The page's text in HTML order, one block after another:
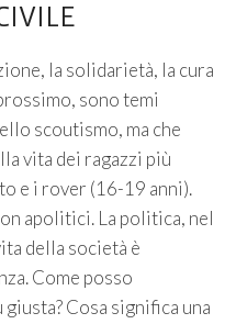
la solidarietà, la cura
sono temi
scoutismo, ma che
vita dei ragazzi più
e i rover (16-19 anni).
apolitici. La politica, nel
della società è
Come posso
Cosa significa una